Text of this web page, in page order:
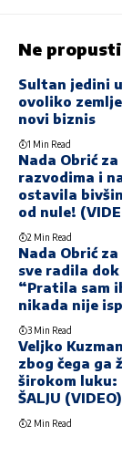
Ne
Sultan jedini
ovoliko
novi biznis
1 Min Read
Nada Obrić
razvodima i
ostavila
od nule!
2 Min Read
Nada Obrić
sve radila
“Pratila sam
nikada nije
3 Min Read
Veljko
zbog čega ga
širokom luku:
ŠALJU (VIDEO)
2 Min Read